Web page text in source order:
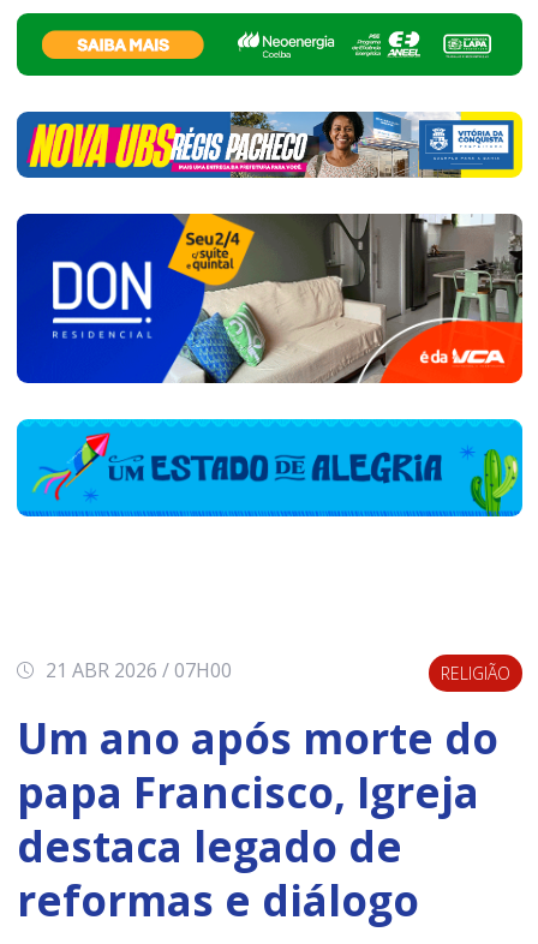
21 ABR 2026 / 07H00 RELIGIÃO
Um ano após morte do
papa Francisco, Igreja
destaca legado de
reformas e diálogo